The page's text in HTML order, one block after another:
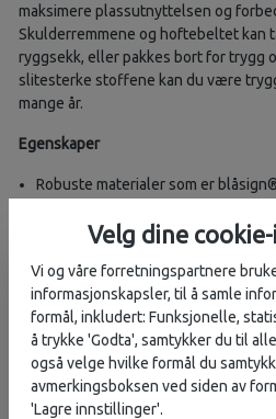
maksimere plassutnyttelsen og
Skulderremmene og hoftebeltet kan
ryggsekk, eller pakkes bort for trygg
slitesterke stoffene kan du være
mange år.
Egenskaper
Robuste materialer som er
Komfortabelt AirScape ryggpanel
som kan gjemmes bort
Unik Straight Jacket komprimering
belastningskontroll
TSID bagasjeregistrering inkludert
Interiørnett og fôrlommer for
Flytende, eksternt tilgjengelig
illeluktende gjenstander
Velg dine
Vi og våre forretningspartnere
informasjonskapsler, til å samle
formål, inkludert: Funksjonelle,
å trykke 'Godta', samtykker du til
også velge hvilke formål du
avmerkingsboksen ved siden av
'Lagre innstillinger'.